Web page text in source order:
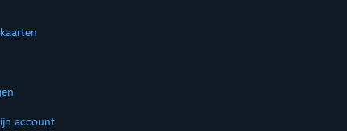
account